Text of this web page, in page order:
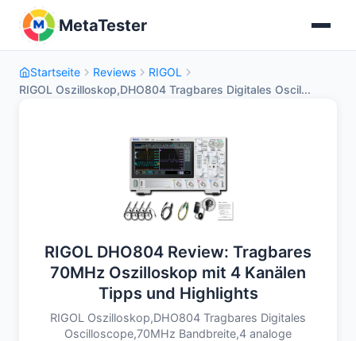
MetaTester
Startseite Reviews
RIGOL
RIGOL Oszilloskop,DHO804 Tragbares Digitales Oscil...
RIGOL DHO804 Review: Tragbares
70MHz Oszilloskop mit 4 Kanälen
Tipps und Highlights
RIGOL Oszilloskop,DHO804 Tragbares Digitales
Oscilloscope,70MHz Bandbreite,4 analoge